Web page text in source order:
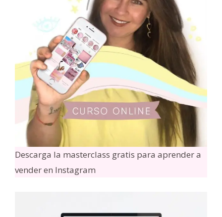
Descarga la masterclass gratis para aprender a
vender en Instagram